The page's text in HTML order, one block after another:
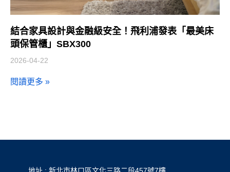
結合家具設計與金融級安全！飛利浦發表「最美床
頭保管櫃」SBX300
2026-04-22
閱讀更多 »